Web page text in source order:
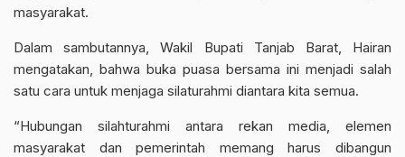
masyarakat.
Dalam sambutannya, Wakil Bupati Tanjab Barat, Hairan
mengatakan, bahwa buka puasa bersama ini menjadi salah
satu cara untuk menjaga silaturahmi diantara kita semua.
“Hubungan silahturahmi antara rekan media, elemen
masyarakat dan pemerintah memang harus dibangun